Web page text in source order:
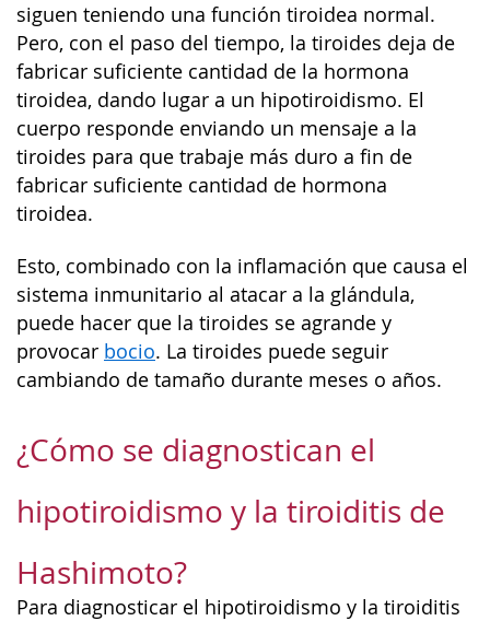
siguen teniendo una función tiroidea normal.
Pero, con el paso del tiempo, la tiroides deja de
fabricar suficiente cantidad de la hormona
tiroidea, dando lugar a un hipotiroidismo. El
cuerpo responde enviando un mensaje a la
tiroides para que trabaje más duro a fin de
fabricar suficiente cantidad de hormona
tiroidea.
Esto, combinado con la inflamación que causa el
sistema inmunitario al atacar a la glándula,
puede hacer que la tiroides se agrande y
provocar bocio. La tiroides puede seguir
cambiando de tamaño durante meses o años.
¿Cómo se diagnostican el
hipotiroidismo y la tiroiditis de
Hashimoto?
Para diagnosticar el hipotiroidismo y la tiroiditis